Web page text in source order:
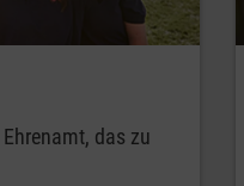
das zu